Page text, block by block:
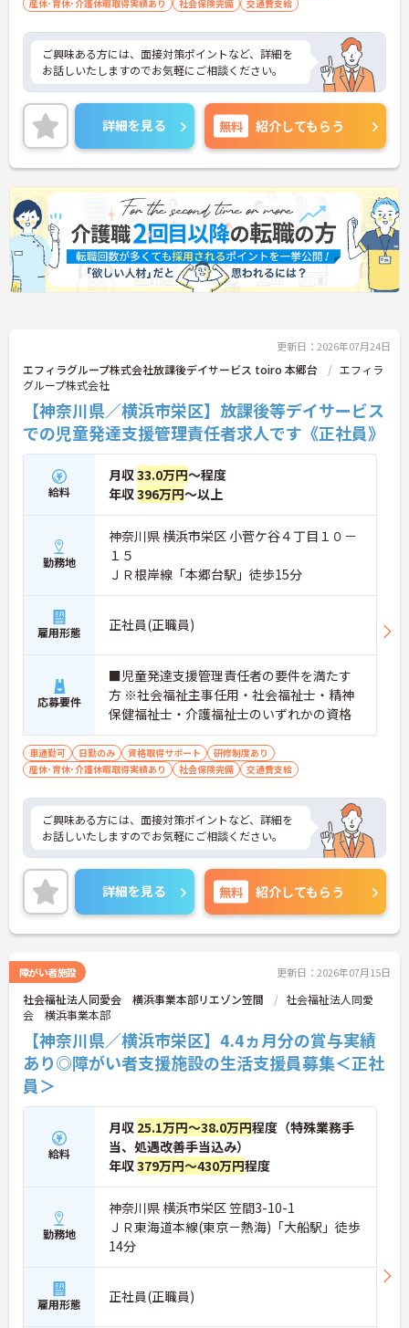
産休･育休･介護休暇取得実績あり
社会保険完備 交通費支給
ご興味ある方には、面接対策ポイントなど、詳細を
お話しいたしますのでお気軽にご相談ください。
詳細を見る 無料 紹介してもらう
更新日：2026年07月24日
エフィラグループ株式会社放課後デイサービス toiro 本郷台
エフィラ
グループ株式会社
【神奈川県／横浜市栄区】放課後等デイサービス
での児童発達支援管理責任者求人です《正社員》
給料
月収33.0万円～程度
年収396万円～以上
勤務地
神奈川県 横浜市栄区 小菅ケ谷４丁目１０－
１５
ＪＲ根岸線「本郷台駅」徒歩15分
雇用形態 正社員(正職員)
応募要件
■児童発達支援管理責任者の要件を満たす
方 ※社会福祉主事任用・社会福祉士・精神
保健福祉士・介護福祉士のいずれかの資格
車通勤可 日勤のみ 資格取得サポート
研修制度あり
産休･育休･介護休暇取得実績あり
社会保険完備 交通費支給
ご興味ある方には、面接対策ポイントなど、詳細を
お話しいたしますのでお気軽にご相談ください。
詳細を見る 無料 紹介してもらう
障がい者施設 更新日：2026年07月15日
社会福祉法人同愛会 横浜事業本部リエゾン笠間
社会福祉法人同愛
会 横浜事業本部
【神奈川県／横浜市栄区】4.4ヵ月分の賞与実績
あり◎障がい者支援施設の生活支援員募集＜正社
員＞
給料
月収 25.1万円～38.0万円程度（特殊業務手
当、処遇改善手当込み）
年収379万円～430万円程度
勤務地
神奈川県 横浜市栄区 笠間3-10-1
ＪＲ東海道本線(東京－熱海)「大船駅」徒歩
14分
雇用形態 正社員(正職員)